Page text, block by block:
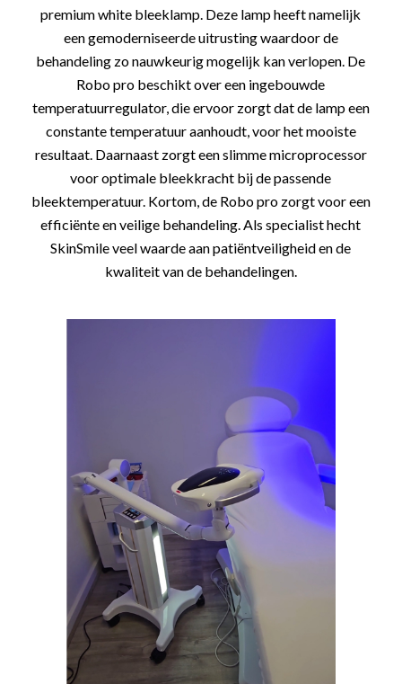
premium white bleeklamp. Deze lamp heeft namelijk
een gemoderniseerde uitrusting waardoor de
behandeling zo nauwkeurig mogelijk kan verlopen. De
Robo pro beschikt over een ingebouwde
temperatuurregulator, die ervoor zorgt dat de lamp een
constante temperatuur aanhoudt, voor het mooiste
resultaat. Daarnaast zorgt een slimme microprocessor
voor optimale bleekkracht bij de passende
bleektemperatuur. Kortom, de Robo pro zorgt voor een
efficiënte en veilige behandeling. Als specialist hecht
SkinSmile veel waarde aan patiëntveiligheid en de
kwaliteit van de behandelingen.